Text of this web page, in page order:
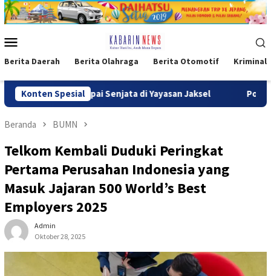
Loncat
ke
Mobile
Berita Daerah Berita Olahraga Berita Otomotif Kriminal
Konten Spesial
Menyerupai Senjata di Yayasan Jaksel Polri Pastikan
Beranda BUMN
Telkom Kembali Duduki Peringkat
Pertama Perusahan Indonesia yang
Masuk Jajaran 500 World’s Best
Employers 2025
Admin
Oktober 28, 2025